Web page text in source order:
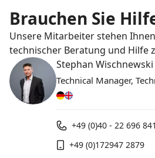
Brauchen Sie
Unsere Mitarbeiter stehen
technischer Beratung und Hilfe
Stephan Wischnewski
Technical Manager,
+49 (0)40 - 22 696 841
+49 (0)172947 2879